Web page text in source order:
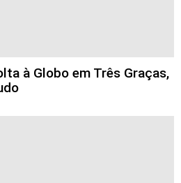
à Globo em Três Graças,